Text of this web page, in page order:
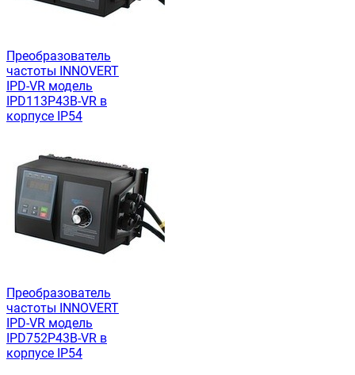
Преобразователь
частоты INNOVERT
IРD-VR модель
IPD113P43B-VR в
корпусе IP54
Преобразователь
частоты INNOVERT
IРD-VR модель
IPD752P43B-VR в
корпусе IP54